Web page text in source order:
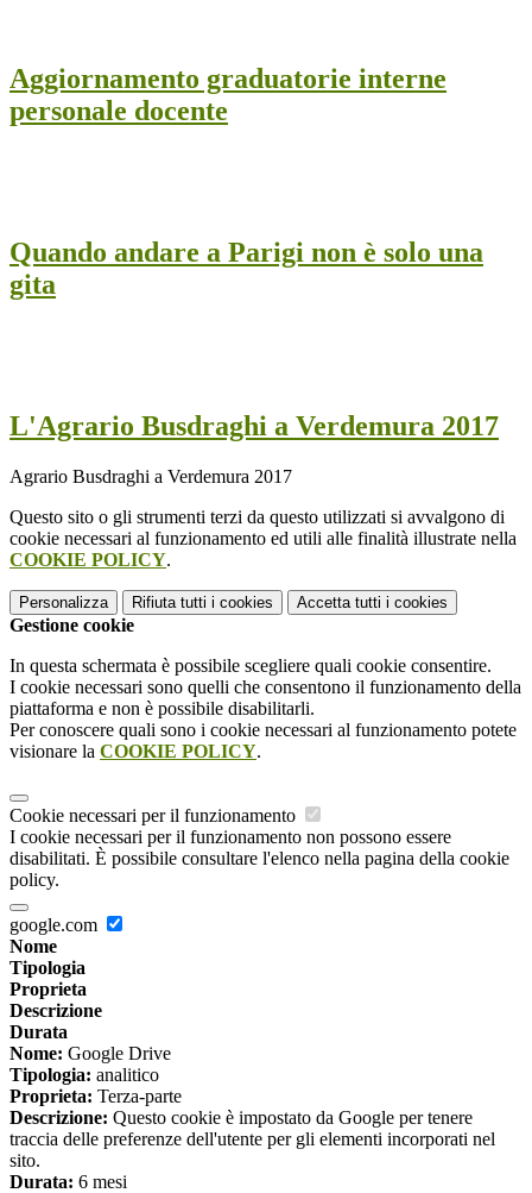
Aggiornamento graduatorie interne
personale docente
Quando andare a Parigi non è solo una
gita
L'Agrario Busdraghi a Verdemura 2017
Agrario Busdraghi a Verdemura 2017
Questo sito o gli strumenti terzi da questo utilizzati si avvalgono di
cookie necessari al funzionamento ed utili alle finalità illustrate nella
COOKIE POLICY.
Personalizza Rifiuta tutti i cookies Accetta tutti i cookies
Gestione cookie
In questa schermata è possibile scegliere quali cookie consentire.
I cookie necessari sono quelli che consentono il funzionamento della
piattaforma e non è possibile disabilitarli.
Per conoscere quali sono i cookie necessari al funzionamento potete
visionare la COOKIE POLICY.
Cookie necessari per il funzionamento
I cookie necessari per il funzionamento non possono essere
disabilitati. È possibile consultare l'elenco nella pagina della cookie
policy.
google.com
Nome
Tipologia
Proprieta
Descrizione
Durata
Nome: Google Drive
Tipologia: analitico
Proprieta: Terza-parte
Descrizione: Questo cookie è impostato da Google per tenere
traccia delle preferenze dell'utente per gli elementi incorporati nel
sito.
Durata: 6 mesi